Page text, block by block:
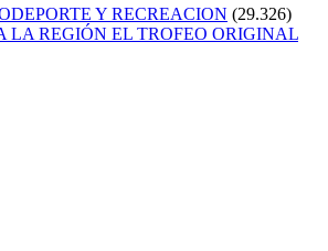
Y RECREACION (29.326)
LA REGIÓN EL TROFEO ORIGINAL